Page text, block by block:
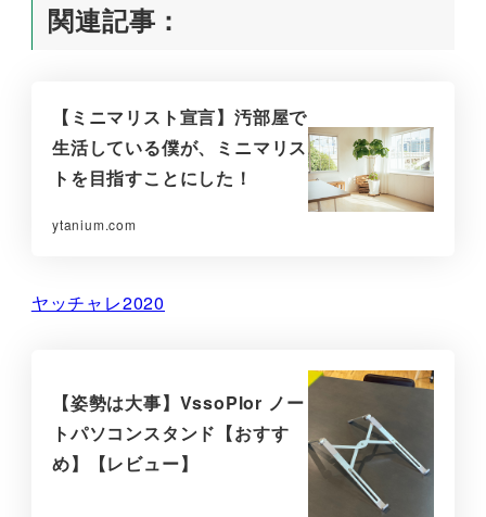
関連記事：
【ミニマリスト宣言】汚部屋で
生活している僕が、ミニマリス
トを目指すことにした！
ytanium.com
ヤッチャレ2020
【姿勢は大事】VssoPlor ノー
トパソコンスタンド【おすす
め】【レビュー】